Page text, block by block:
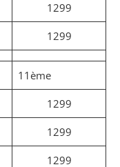
1299
1299
11ème
1299
1299
1299